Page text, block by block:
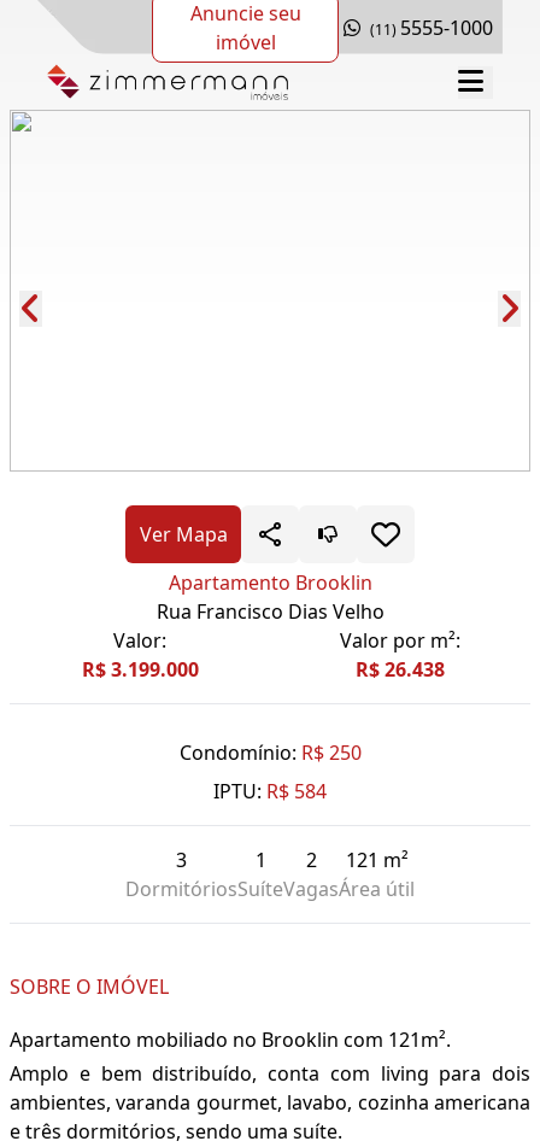
Anuncie seu
imóvel
(11) 5555-1000
Ver Mapa
Apartamento Brooklin
Rua Francisco Dias Velho
Valor:
R$ 3.199.000
Valor por m²:
R$ 26.438
Condomínio: R$ 250
IPTU: R$ 584
3
Dormitórios
1
Suíte
2
Vagas
121 m²
Área útil
SOBRE O IMÓVEL
Apartamento mobiliado no Brooklin com 121m².
Amplo e bem distribuído, conta com living para dois
ambientes, varanda gourmet, lavabo, cozinha americana
e três dormitórios, sendo uma suíte.